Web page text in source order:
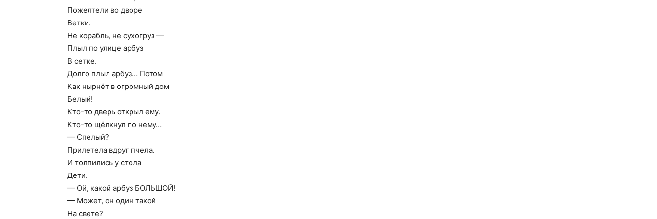
Пожелтели во дворе
Ветки.
Не корабль, не сухогруз —
Плыл по улице арбуз
В сетке.
Долго плыл арбуз… Потом
Как нырнёт в огромный дом
Белый!
Кто-то дверь открыл ему.
Кто-то щёлкнул по нему…
— Спелый?
Прилетела вдруг пчела.
И толпились у стола
Дети.
— Ой, какой арбуз БОЛЬШОЙ!
— Может, он один такой
На свете?